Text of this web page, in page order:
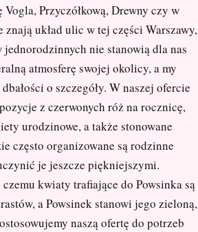
Przyczółkową, Drewny czy w
układ ulic w tej części Warszawy,
nie stanowią dla nas
atmosferę swojej okolicy, a my
o szczegóły. W naszej ofercie
z czerwonych róż na rocznicę,
urodzinowe, a także stonowane
często organizowane są rodzinne
je jeszcze piękniejszymi.
kwiaty trafiające do Powsinka są
a Powsinek stanowi jego zieloną,
naszą ofertę do potrzeb